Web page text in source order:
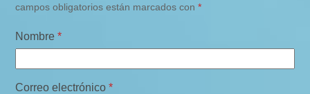
campos obligatorios están marcados con*
Nombre*
Correo electrónico*